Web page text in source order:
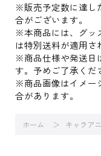
※販売予定数に達し
合がございます。
※本商品には、グッ
は特別送料が適用さ
※商品仕様や発送日
す。予めご了承くだ
※商品画像はイメー
合があります。
ホーム キャラアニ